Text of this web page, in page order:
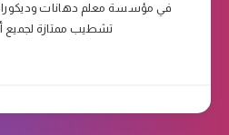
في مؤسسة معلم دهانات
تشطيب ممتازة لجميع